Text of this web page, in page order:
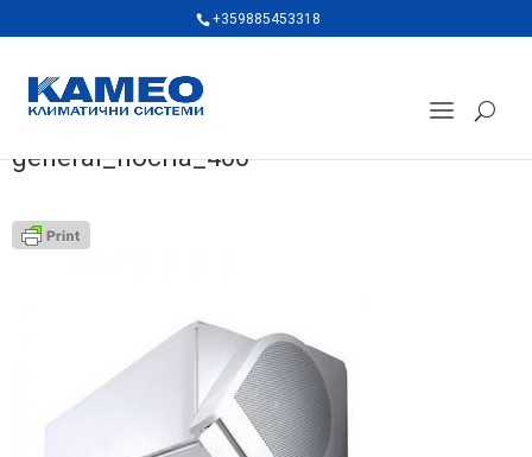
+359885453318
general_nocria_400